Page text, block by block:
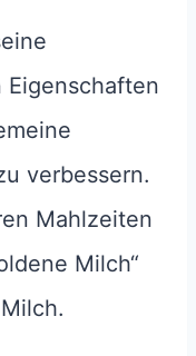
verbessern.
Mahlzeiten
Milch“